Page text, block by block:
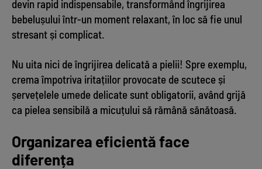
devin rapid indispensabile, transformând îngrijirea
bebelușului într-un moment relaxant, în loc să fie unul
stresant și complicat.
Nu uita nici de îngrijirea delicată a pielii! Spre exemplu,
crema împotriva iritațiilor provocate de scutece și
șervețelele umede delicate sunt obligatorii, având grijă
ca pielea sensibilă a micuțului să rămână sănătoasă.
Organizarea eficientă face
diferența